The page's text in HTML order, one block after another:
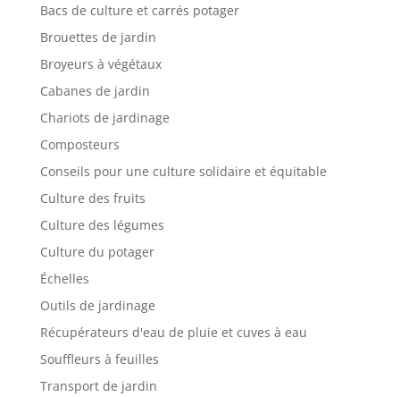
Bacs de culture et carrés potager
Brouettes de jardin
Broyeurs à végétaux
Cabanes de jardin
Chariots de jardinage
Composteurs
Conseils pour une culture solidaire et équitable
Culture des fruits
Culture des légumes
Culture du potager
Échelles
Outils de jardinage
Récupérateurs d'eau de pluie et cuves à eau
Souffleurs à feuilles
Transport de jardin